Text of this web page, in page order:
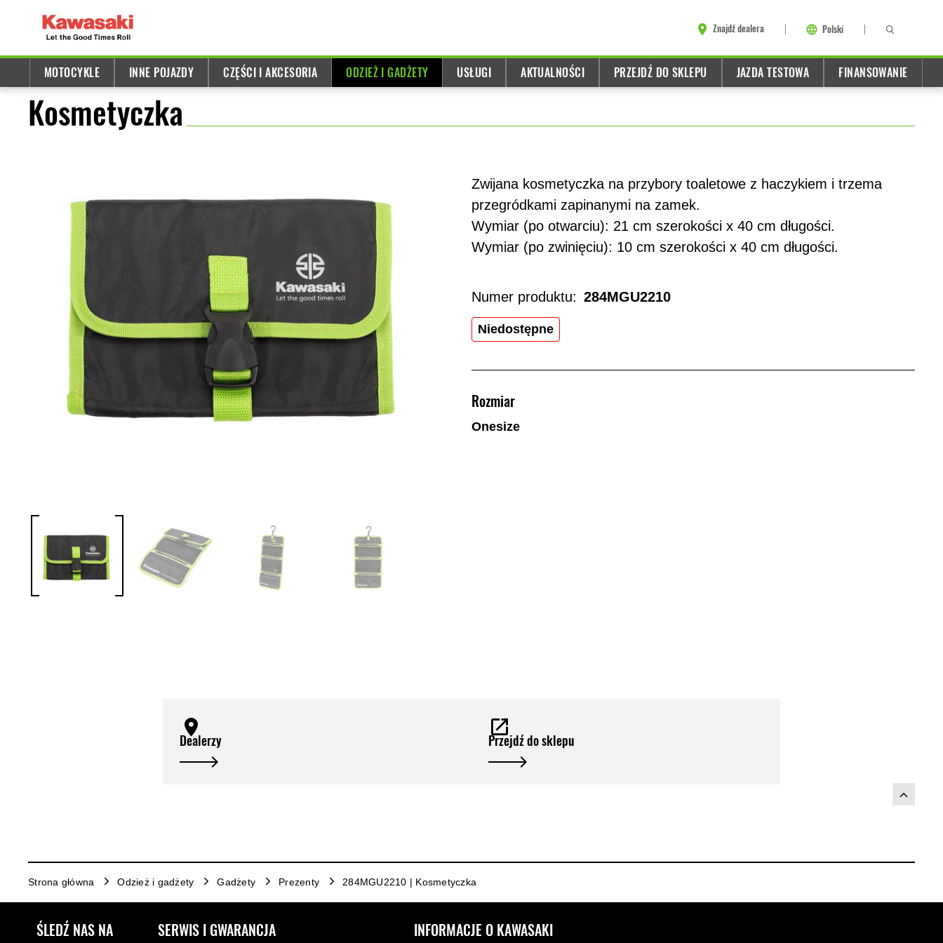
Znajdź dealera Polski
MOTOCYKLE INNE POJAZDY CZĘŚCI I AKCESORIA ODZIEŻ I GADŻETY USŁUGI AKTUALNOŚCI PRZEJDŹ DO SKLEPU JAZDA TESTOWA FINANSOWANIE
Kosmetyczka
Zwijana kosmetyczka na przybory toaletowe z haczykiem i trzema
przegródkami zapinanymi na zamek.
Wymiar (po otwarciu): 21 cm szerokości x 40 cm długości.
Wymiar (po zwinięciu): 10 cm szerokości x 40 cm długości.
Niedostępne
Rozmiar
Onesize
Numer produktu: 284MGU2210
Dealerzy Przejdź do sklepu
Strona główna Odzież i gadżety Gadżety Prezenty 284MGU2210 | Kosmetyczka
ŚLEDŹ NAS NA SERWIS I GWARANCJA INFORMACJE O KAWASAKI